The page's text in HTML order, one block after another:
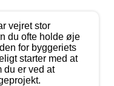
vejret stor
du ofte holde øje
for byggeriets
starter med at
du er ved at